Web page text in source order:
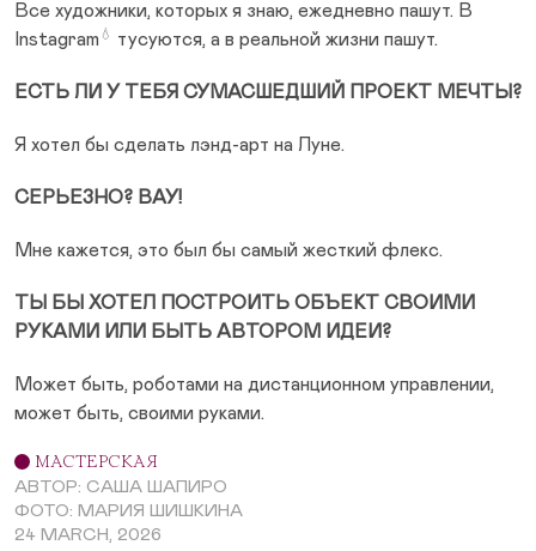
Все художники, которых я знаю, ежедневно пашут. В
Instagram 💧 тусуются, а в реальной жизни пашут.
ЕСТЬ ЛИ У ТЕБЯ СУМАСШЕДШИЙ ПРОЕКТ МЕЧТЫ?
Я хотел бы сделать лэнд-арт на Луне.
СЕРЬЕЗНО? ВАУ!
Мне кажется, это был бы самый жесткий флекс.
ТЫ БЫ ХОТЕЛ ПОСТРОИТЬ ОБЪЕКТ СВОИМИ
РУКАМИ ИЛИ БЫТЬ АВТОРОМ ИДЕИ?
Может быть, роботами на дистанционном управлении,
может быть, своими руками.
МАСТЕРСКАЯ
АВТОР: САША ШАПИРО
ФОТО: МАРИЯ ШИШКИНА
24 MARCH, 2026